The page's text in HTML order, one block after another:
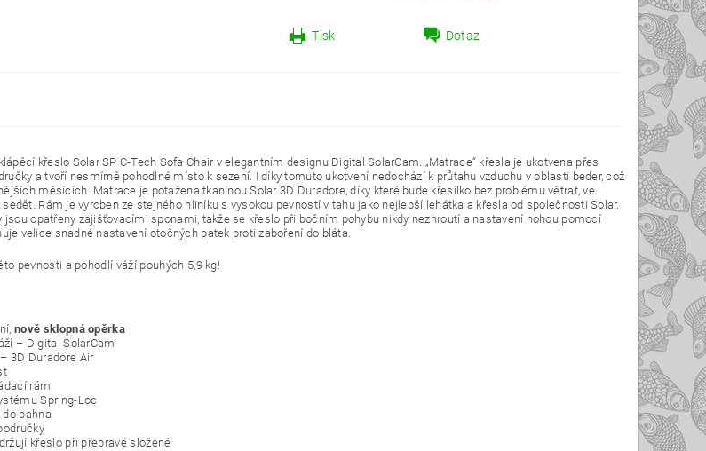
Tisk Dotaz
křeslo Solar SP C-Tech Sofa Chair v elegantním designu Digital SolarCam. „Matrace“ křesla je ukotvena přes
a tvoří nesmírně pohodlné místo k sezení. I díky tomuto ukotvení nedochází k průtahu vzduchu v oblasti beder, což
měsících. Matrace je potažena tkaninou Solar 3D Duradore, díky které bude křesílko bez problému větrat, ve
Rám je vyroben ze stejného hliníku s vysokou pevností v tahu jako nejlepší lehátka a křesla od společnosti Solar.
jsou opatřeny zajišťovacími sponami, takže se křeslo při bočním pohybu nikdy nezhroutí a nastavení nohou pomocí
velice snadné nastavení otočných patek proti zaboření do bláta.
pevnosti a pohodlí váží pouhých 5,9 kg!
nově sklopná opěrka
– Digital SolarCam
3D Duradore Air
rám
Spring-Loc
bahna
křeslo při přepravě složené